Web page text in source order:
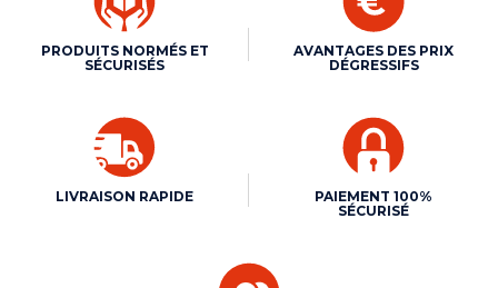
PRODUITS NORMÉS ET
SÉCURISÉS
AVANTAGES DES PRIX
DÉGRESSIFS
LIVRAISON RAPIDE
PAIEMENT 100%
SÉCURISÉ